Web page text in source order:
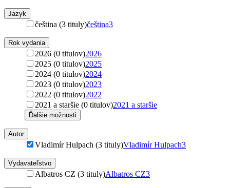
Jazyk
čeština (3 tituly)čeština3
Rok vydania
2026 (0 titulov)2026
2025 (0 titulov)2025
2024 (0 titulov)2024
2023 (0 titulov)2023
2022 (0 titulov)2022
2021 a staršie (0 titulov)2021 a staršie
Ďalšie možnosti
Autor
Vladimír Hulpach (3 tituly)Vladimír Hulpach3
Vydavateľstvo
Albatros CZ (3 tituly)Albatros CZ3